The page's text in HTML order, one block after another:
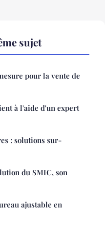
sujet
pour la vente de
à l'aide d'un expert
: solutions sur-
du SMIC, son
ajustable en